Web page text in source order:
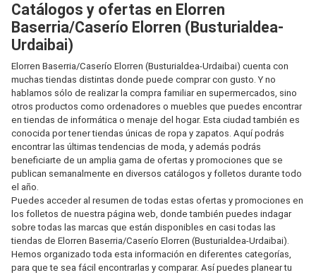
Catálogos y ofertas en Elorren
Baserria/Caserío Elorren (Busturialdea-
Urdaibai)
Elorren Baserria/Caserío Elorren (Busturialdea-Urdaibai) cuenta con
muchas tiendas distintas donde puede comprar con gusto. Y no
hablamos sólo de realizar la compra familiar en supermercados, sino
otros productos como ordenadores o muebles que puedes encontrar
en tiendas de informática o menaje del hogar. Esta ciudad también es
conocida por tener tiendas únicas de ropa y zapatos. Aquí podrás
encontrar las últimas tendencias de moda, y además podrás
beneficiarte de un amplia gama de ofertas y promociones que se
publican semanalmente en diversos catálogos y folletos durante todo
el año.
Puedes acceder al resumen de todas estas ofertas y promociones en
los folletos de nuestra página web, donde también puedes indagar
sobre todas las marcas que están disponibles en casi todas las
tiendas de Elorren Baserria/Caserío Elorren (Busturialdea-Urdaibai).
Hemos organizado toda esta información en diferentes categorías,
para que te sea fácil encontrarlas y comparar. Así puedes planear tu